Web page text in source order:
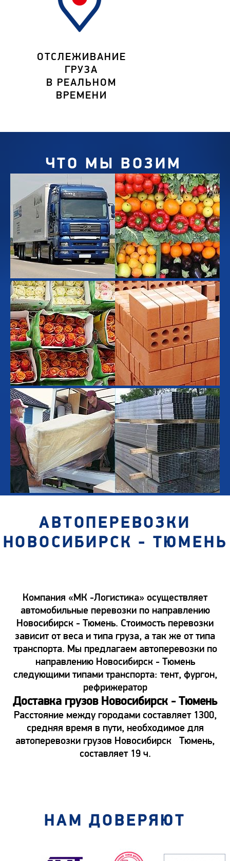
ОТСЛЕЖИВАНИЕ
ГРУЗА
В РЕАЛЬНОМ
ВРЕМЕНИ
ЧТО МЫ ВОЗИМ
АВТОПЕРЕВОЗКИ
НОВОСИБИРСК - ТЮМЕНЬ
Компания «МК -Логистика» осуществляет
автомобильные перевозки по направлению
Новосибирск - Тюмень. Стоимость перевозки
зависит от веса и типа груза, а так же от типа
транспорта. Мы предлагаем автоперевозки по
направлению Новосибирск - Тюмень
следующими типами транспорта: тент, фургон,
рефрижератор
Доставка грузов Новосибирск - Тюмень
Расстояние между городами составляет 1300,
средняя время в пути, необходимое для
автоперевозки грузов Новосибирск Тюмень,
составляет 19 ч.
НАМ ДОВЕРЯЮТ